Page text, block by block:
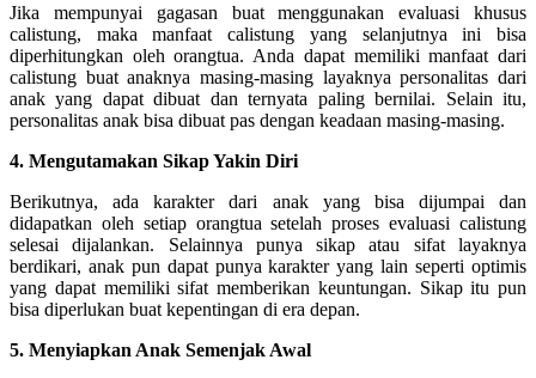
Jika mempunyai gagasan buat menggunakan evaluasi khusus
calistung, maka manfaat calistung yang selanjutnya ini bisa
diperhitungkan oleh orangtua. Anda dapat memiliki manfaat dari
calistung buat anaknya masing-masing layaknya personalitas dari
anak yang dapat dibuat dan ternyata paling bernilai. Selain itu,
personalitas anak bisa dibuat pas dengan keadaan masing-masing.
4. Mengutamakan Sikap Yakin Diri
Berikutnya, ada karakter dari anak yang bisa dijumpai dan
didapatkan oleh setiap orangtua setelah proses evaluasi calistung
selesai dijalankan. Selainnya punya sikap atau sifat layaknya
berdikari, anak pun dapat punya karakter yang lain seperti optimis
yang dapat memiliki sifat memberikan keuntungan. Sikap itu pun
bisa diperlukan buat kepentingan di era depan.
5. Menyiapkan Anak Semenjak Awal